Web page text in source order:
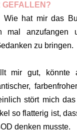
GEFALLEN?
Wie hat mir das
mal anzufangen
zu bringen.
mir gut, könnte
stört mich
so flatterig ist,
denken musste.